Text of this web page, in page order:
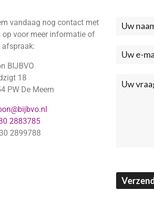
vandaag nog contact met
op voor meer informatie of
afspraak:
BIJBVO
18
PW De Meern
2883785
2899788
Neem
met
ons